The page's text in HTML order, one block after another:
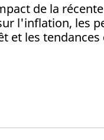
de la
l'inflation, les
et les tendances